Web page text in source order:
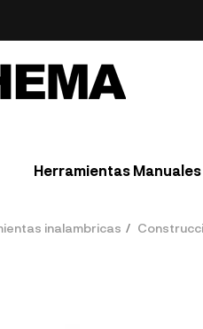
Herramientas Manuales
inalambricas